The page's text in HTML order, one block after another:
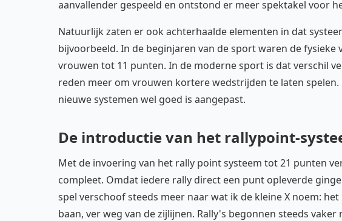
aanvallender gespeeld en ontstond er meer spektakel voor
Natuurlijk zaten er ook achterhaalde elementen in dat
bijvoorbeeld. In de beginjaren van de sport waren de
vrouwen tot 11 punten. In de moderne sport is dat verschil
reden meer om vrouwen kortere wedstrijden te laten
nieuwe systemen wel goed is aangepast.
De introductie van het rallypoint-
Met de invoering van het rally point systeem tot 21 punten
compleet. Omdat iedere rally direct een punt opleverde
spel verschoof steeds meer naar wat ik de kleine X noem:
baan, ver weg van de zijlijnen. Rally's begonnen steeds